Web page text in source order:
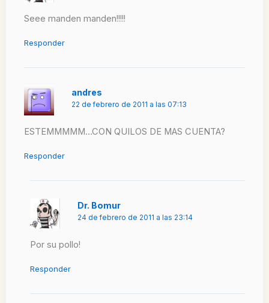
Seee manden manden!!!!!
Responder
andres
22 de febrero de 2011 a las 07:13
ESTEMMMMM…CON QUILOS DE MAS CUENTA?
Responder
Dr. Bomur
24 de febrero de 2011 a las 23:14
Por su pollo!
Responder